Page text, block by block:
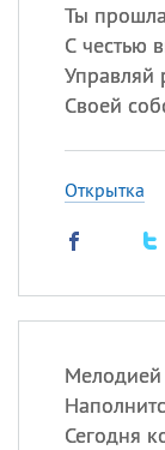
Ты
С честью
Управляй
Своей
Открытка
Мелодией
Сегодня